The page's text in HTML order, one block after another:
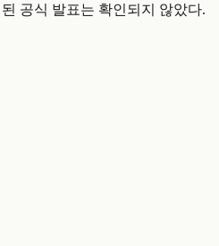
공식 발표는 확인되지 않았다.